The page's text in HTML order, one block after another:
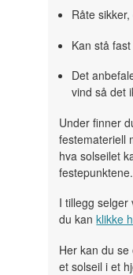
Råte
Kan stå
Det
vind så det
Under finner
festemateriell
hva solseilet
festepunktene.
I tillegg
du kanklikke
Her kan du
et solseil i et